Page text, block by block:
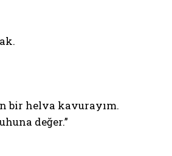
bir helva kavurayım.
değer.”